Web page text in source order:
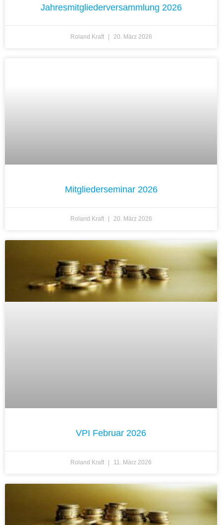
Jahresmitgliederversammlung 2026
Roland Kraft 20. März 2026
Mitgliederseminar 2026
Roland Kraft 20. März 2026
VPI Februar 2026
Roland Kraft 11. März 2026